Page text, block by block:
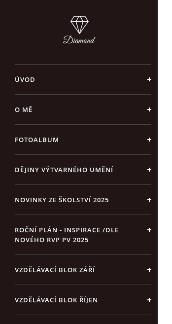
ÚVOD
O MĚ
FOTOALBUM
DĚJINY VÝTVARNÉHO UMĚNÍ
NOVINKY ZE ŠKOLSTVÍ 2025
ROČNÍ PLÁN - INSPIRACE /DLE
NOVÉHO RVP PV 2025
VZDĚLÁVACÍ BLOK ZÁŘÍ
VZDĚLÁVACÍ BLOK ŘÍJEN